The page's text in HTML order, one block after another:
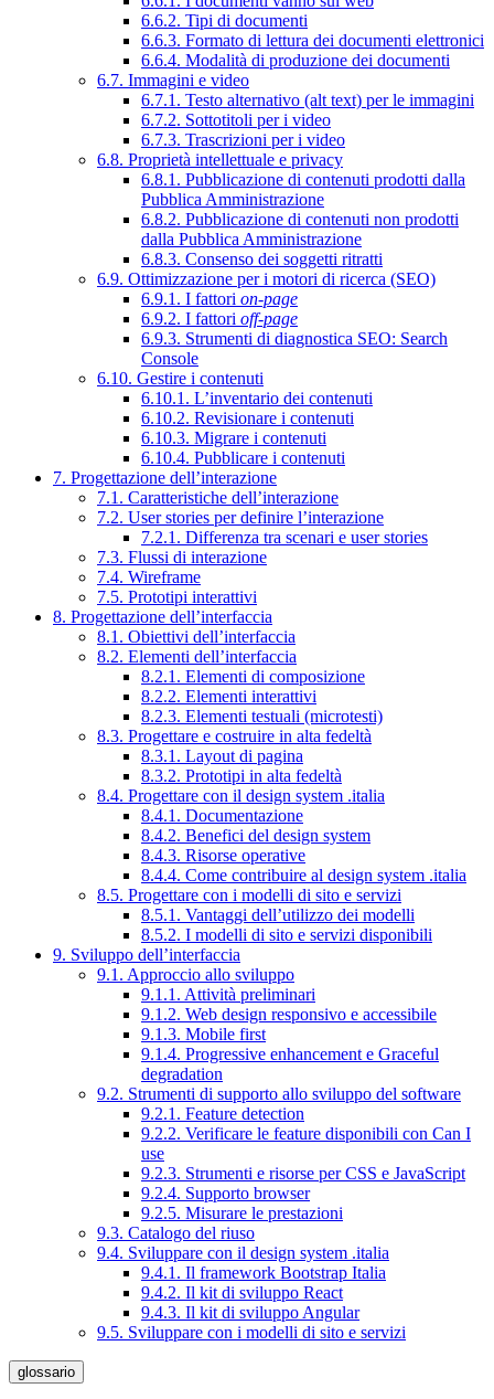
6.6.2. Tipi di documenti
6.6.3. Formato di lettura dei documenti elettronici
6.6.4. Modalità di produzione dei documenti
6.7. Immagini e video
6.7.1. Testo alternativo (alt text) per le immagini
6.7.2. Sottotitoli per i video
6.7.3. Trascrizioni per i video
6.8. Proprietà intellettuale e privacy
6.8.1. Pubblicazione di contenuti prodotti dalla
Pubblica Amministrazione
6.8.2. Pubblicazione di contenuti non prodotti
dalla Pubblica Amministrazione
6.8.3. Consenso dei soggetti ritratti
6.9. Ottimizzazione per i motori di ricerca (SEO)
6.9.1. I fattori on-page
6.9.2. I fattori off-page
6.9.3. Strumenti di diagnostica SEO: Search
Console
6.10. Gestire i contenuti
6.10.1. L’inventario dei contenuti
6.10.2. Revisionare i contenuti
6.10.3. Migrare i contenuti
6.10.4. Pubblicare i contenuti
7. Progettazione dell’interazione
7.1. Caratteristiche dell’interazione
7.2. User stories per definire l’interazione
7.2.1. Differenza tra scenari e user stories
7.3. Flussi di interazione
7.4. Wireframe
7.5. Prototipi interattivi
8. Progettazione dell’interfaccia
8.1. Obiettivi dell’interfaccia
8.2. Elementi dell’interfaccia
8.2.1. Elementi di composizione
8.2.2. Elementi interattivi
8.2.3. Elementi testuali (microtesti)
8.3. Progettare e costruire in alta fedeltà
8.3.1. Layout di pagina
8.3.2. Prototipi in alta fedeltà
8.4. Progettare con il design system .italia
8.4.1. Documentazione
8.4.2. Benefici del design system
8.4.3. Risorse operative
8.4.4. Come contribuire al design system .italia
8.5. Progettare con i modelli di sito e servizi
8.5.1. Vantaggi dell’utilizzo dei modelli
8.5.2. I modelli di sito e servizi disponibili
9. Sviluppo dell’interfaccia
9.1. Approccio allo sviluppo
9.1.1. Attività preliminari
9.1.2. Web design responsivo e accessibile
9.1.3. Mobile first
9.1.4. Progressive enhancement e Graceful
degradation
9.2. Strumenti di supporto allo sviluppo del software
9.2.1. Feature detection
9.2.2. Verificare le feature disponibili con Can I
use
9.2.3. Strumenti e risorse per CSS e JavaScript
9.2.4. Supporto browser
9.2.5. Misurare le prestazioni
9.3. Catalogo del riuso
9.4. Sviluppare con il design system .italia
9.4.1. Il framework Bootstrap Italia
9.4.2. Il kit di sviluppo React
9.4.3. Il kit di sviluppo Angular
9.5. Sviluppare con i modelli di sito e servizi
glossario